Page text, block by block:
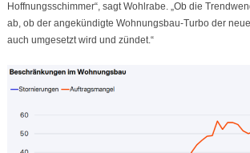
Hoffnungsschimmer“, sagt Wohlrabe. „Ob die
ab, ob der angekündigte Wohnungsbau-Turbo der
auch umgesetzt wird und zündet.“